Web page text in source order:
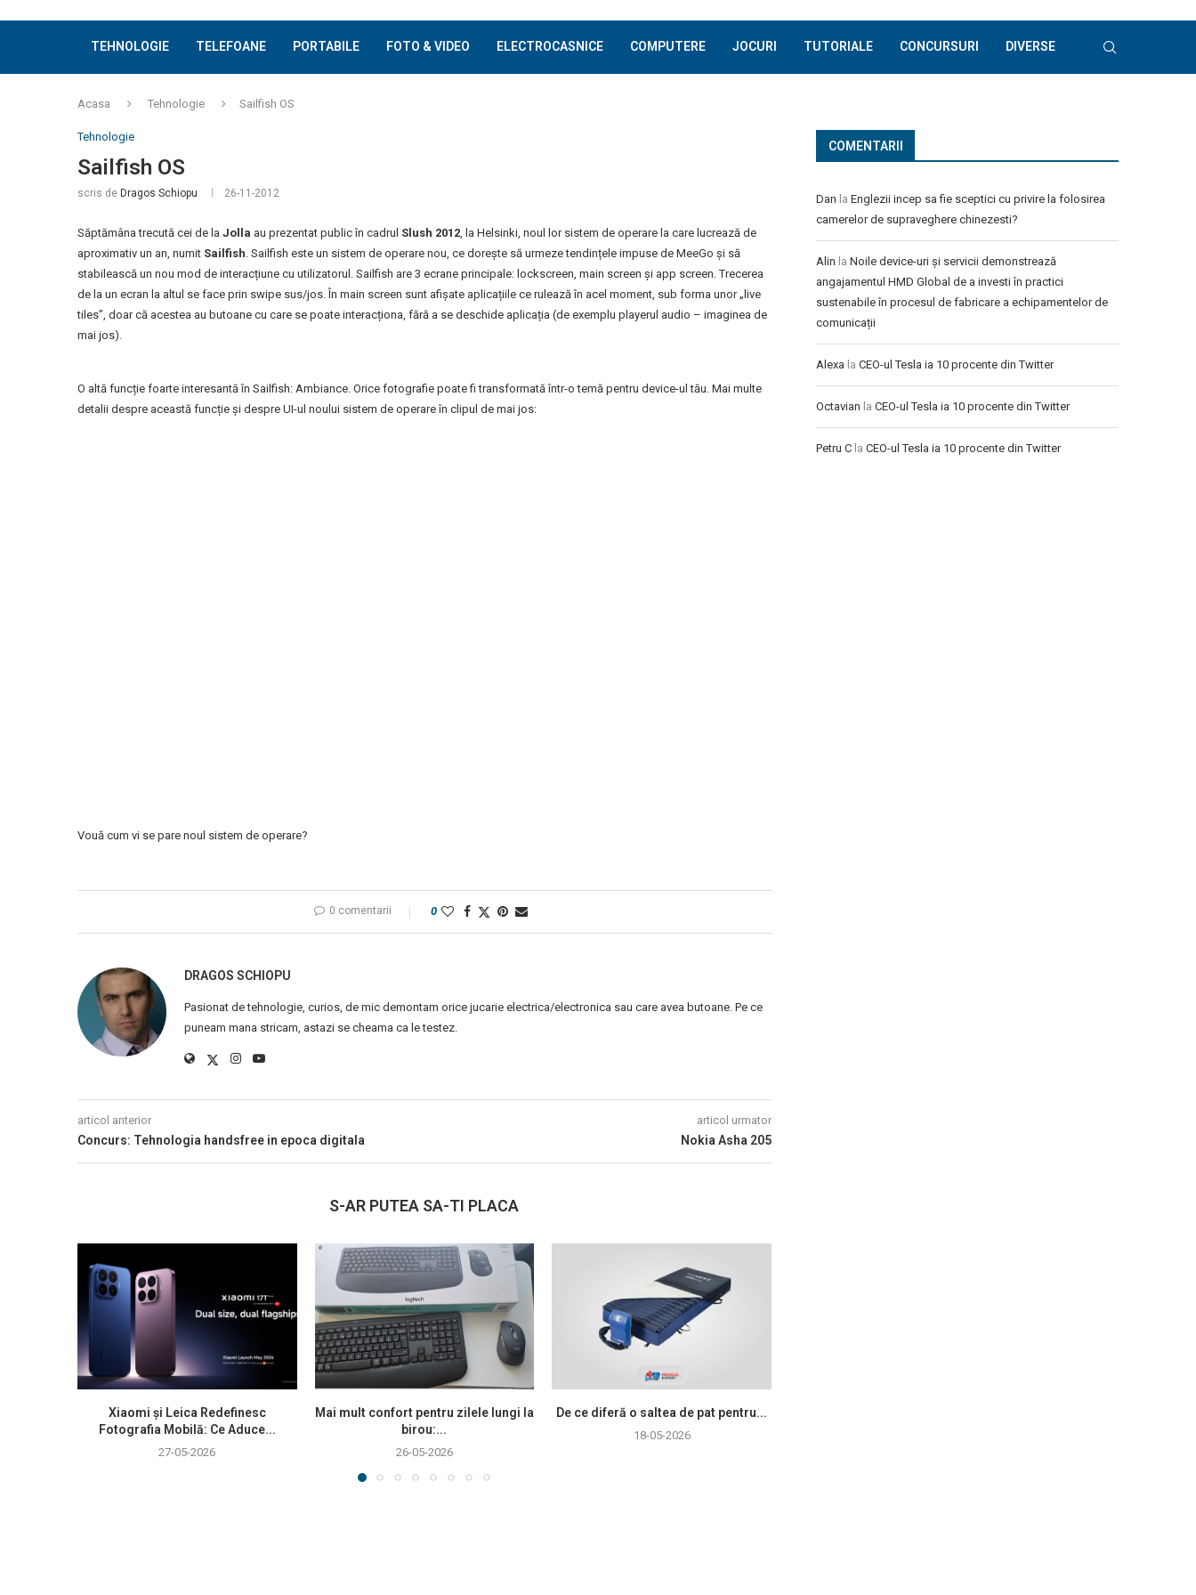
TEHNOLOGIE TELEFOANE PORTABILE FOTO & VIDEO ELECTROCASNICE COMPUTERE JOCURI TUTORIALE CONCURSURI DIVERSE
Acasa Tehnologie Sailfish OS
Tehnologie
Sailfish OS
scris de Dragos Schiopu 26-11-2012
Săptămâna trecută cei de la Jolla au prezentat public în cadrul Slush 2012, la Helsinki, noul lor sistem de operare la care lucrează de
aproximativ un an, numit Sailfish. Sailfish este un sistem de operare nou, ce dorește să urmeze tendințele impuse de MeeGo și să
stabilească un nou mod de interacțiune cu utilizatorul. Sailfish are 3 ecrane principale: lockscreen, main screen și app screen. Trecerea
de la un ecran la altul se face prin swipe sus/jos. În main screen sunt afișate aplicațiile ce rulează în acel moment, sub forma unor „live
tiles”, doar că acestea au butoane cu care se poate interacționa, fără a se deschide aplicația (de exemplu playerul audio – imaginea de
mai jos).
O altă funcție foarte interesantă în Sailfish: Ambiance. Orice fotografie poate fi transformată într-o temă pentru device-ul tău. Mai multe
detalii despre această funcție și despre UI-ul noului sistem de operare în clipul de mai jos:
Vouă cum vi se pare noul sistem de operare?
0 comentarii 0
DRAGOS SCHIOPU
Pasionat de tehnologie, curios, de mic demontam orice jucarie electrica/electronica sau care avea butoane. Pe ce
puneam mana stricam, astazi se cheama ca le testez.
articol anterior
Concurs: Tehnologia handsfree in epoca digitala
articol urmator
Nokia Asha 205
S-AR PUTEA SA-TI PLACA
Xiaomi și Leica Redefinesc
Fotografia Mobilă: Ce Aduce...
27-05-2026
Mai mult confort pentru zilele lungi la
birou:...
26-05-2026
De ce diferă o saltea de pat pentru...
18-05-2026
COMENTARII
Dan la Englezii incep sa fie sceptici cu privire la folosirea
camerelor de supraveghere chinezesti?
Alin la Noile device-uri și servicii demonstrează
angajamentul HMD Global de a investi în practici
sustenabile în procesul de fabricare a echipamentelor de
comunicații
Alexa la CEO-ul Tesla ia 10 procente din Twitter
Octavian la CEO-ul Tesla ia 10 procente din Twitter
Petru C la CEO-ul Tesla ia 10 procente din Twitter